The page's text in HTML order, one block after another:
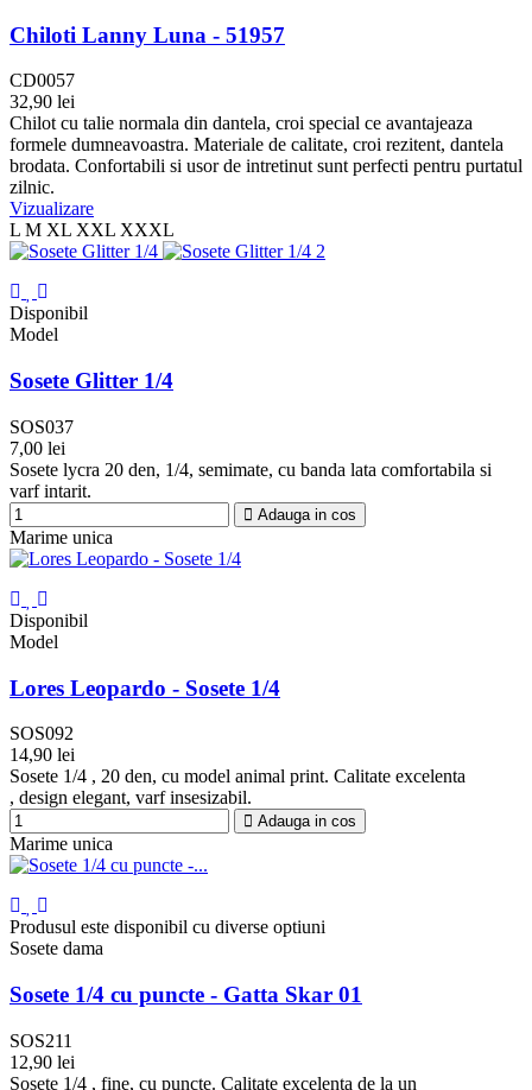
Chiloti Lanny Luna - 51957
CD0057
32,90 lei
Alb
Bleumarin
Mov
Bej
Plume
Chilot cu talie normala din dantela, croi special ce avantajeaza
formele dumneavoastra. Materiale de calitate, croi rezitent, dantela
brodata. Confortabili si usor de intretinut sunt perfecti pentru purtatul
zilnic.
Vizualizare
L M XL XXL XXXL
Disponibil
Model
Sosete Glitter 1/4
SOS037
7,00 lei
Negru
Visone
Roz
Boutique
Grafit
Platino
Plume
Noir
multicolor
Purple
Cupru
Sosete lycra 20 den, 1/4, semimate, cu banda lata comfortabila si
varf intarit.
Adauga in cos
Marime unica
Disponibil
Model
Lores Leopardo - Sosete 1/4
SOS092
14,90 lei
Negru
Sosete 1/4 , 20 den, cu model animal print. Calitate excelenta
, design elegant, varf insesizabil.
Adauga in cos
Marime unica
Produsul este disponibil cu diverse optiuni
Sosete dama
Sosete 1/4 cu puncte - Gatta Skar 01
SOS211
12,90 lei
Negru
Nude
Sosete 1/4 , fine, cu puncte. Calitate excelenta de la un